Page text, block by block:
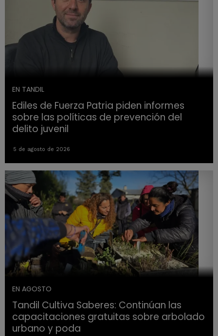
EN TANDIL
Ediles de Fuerza Patria piden informes
sobre las políticas de prevención del
delito juvenil
5 de agosto de 2026
EN AGOSTO
Tandil Cultiva Saberes: Continúan las
capacitaciones gratuitas sobre arbolado
urbano y poda